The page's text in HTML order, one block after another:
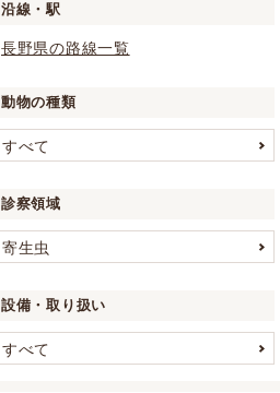
沿線・駅
長野県の路線一覧
動物の種類
すべて
診察領域
寄生虫
設備・取り扱い
すべて